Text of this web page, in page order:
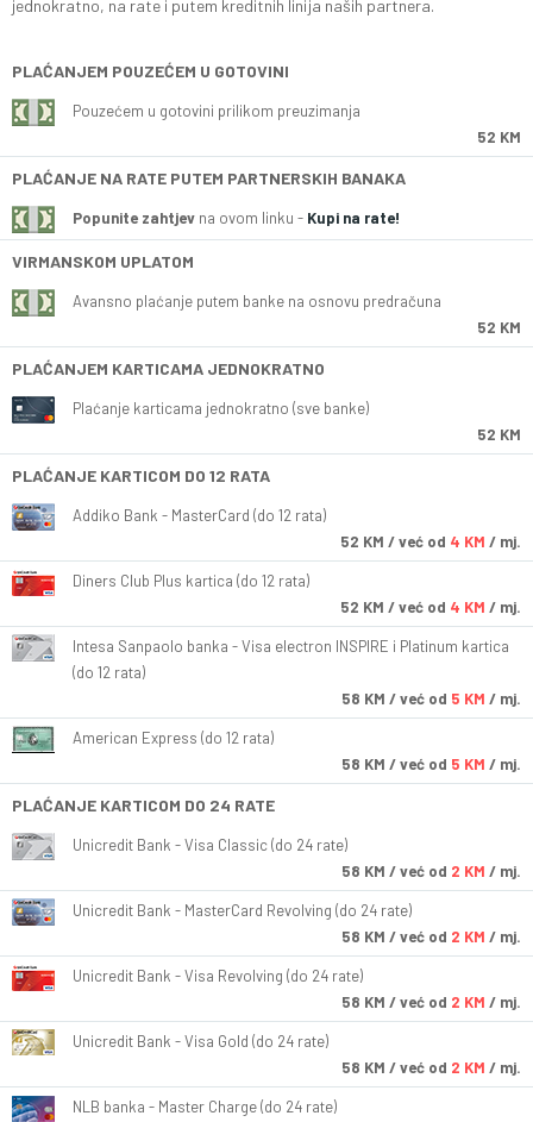
jednokratno, na rate i putem kreditnih linija naših partnera.
PLAĆANJEM POUZEĆEM U GOTOVINI
Pouzećem u gotovini prilikom preuzimanja
52 KM
PLAĆANJE NA RATE PUTEM PARTNERSKIH BANAKA
Popunite zahtjev na ovom linku - Kupi na rate!
VIRMANSKOM UPLATOM
Avansno plaćanje putem banke na osnovu predračuna
52 KM
PLAĆANJEM KARTICAMA JEDNOKRATNO
Plaćanje karticama jednokratno (sve banke)
52 KM
PLAĆANJE KARTICOM DO 12 RATA
Addiko Bank - MasterCard (do 12 rata)
52 KM / već od 4 KM / mj.
Diners Club Plus kartica (do 12 rata)
52 KM / već od 4 KM / mj.
Intesa Sanpaolo banka - Visa electron INSPIRE i Platinum kartica
(do 12 rata)
58 KM / već od 5 KM / mj.
American Express (do 12 rata)
58 KM / već od 5 KM / mj.
PLAĆANJE KARTICOM DO 24 RATE
Unicredit Bank - Visa Classic (do 24 rate)
58 KM / već od 2 KM / mj.
Unicredit Bank - MasterCard Revolving (do 24 rate)
58 KM / već od 2 KM / mj.
Unicredit Bank - Visa Revolving (do 24 rate)
58 KM / već od 2 KM / mj.
Unicredit Bank - Visa Gold (do 24 rate)
58 KM / već od 2 KM / mj.
NLB banka - Master Charge (do 24 rate)